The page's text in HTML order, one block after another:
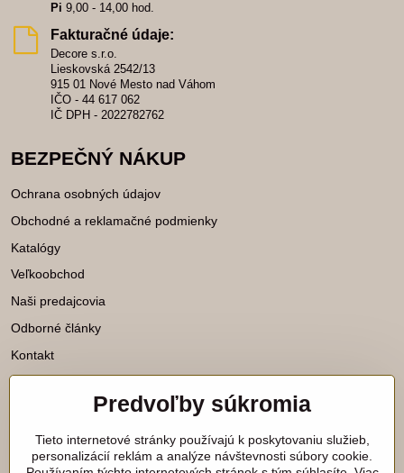
Pi 9,00 - 14,00 hod.
Fakturačné údaje:
Decore s.r.o.
Lieskovská 2542/13
915 01 Nové Mesto nad Váhom
IČO - 44 617 062
IČ DPH - 2022782762
BEZPEČNÝ NÁKUP
Ochrana osobných údajov
Obchodné a reklamačné podmienky
Katalógy
Veľkoobchod
Naši predajcovia
Odborné články
Kontakt
Katalógy na stiahnutie
Viac našich noviniek nájdete aj na
Predvoľby súkromia
Tieto internetové stránky používajú k poskytovaniu služieb,
personalizácií reklám a analýze návštevnosti súbory cookie.